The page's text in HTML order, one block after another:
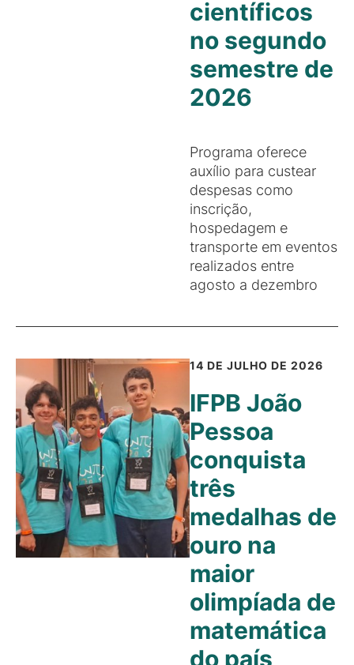
científicos
no segundo
semestre de
2026
Programa oferece
auxílio para custear
despesas como
inscrição,
hospedagem e
transporte em eventos
realizados entre
agosto a dezembro
14 DE JULHO DE 2026
IFPB João
Pessoa
conquista
três
medalhas de
ouro na
maior
olimpíada de
matemática
do país